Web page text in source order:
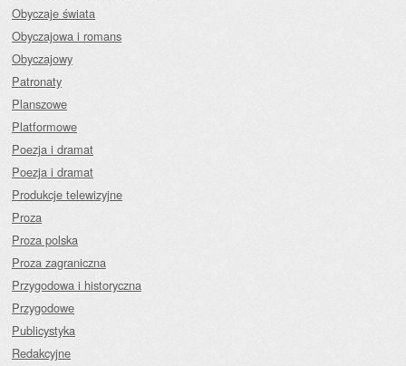
Obyczaje świata
Obyczajowa i romans
Obyczajowy
Patronaty
Planszowe
Platformowe
Poezja i dramat
Poezja i dramat
Produkcje telewizyjne
Proza
Proza polska
Proza zagraniczna
Przygodowa i historyczna
Przygodowe
Publicystyka
Redakcyjne